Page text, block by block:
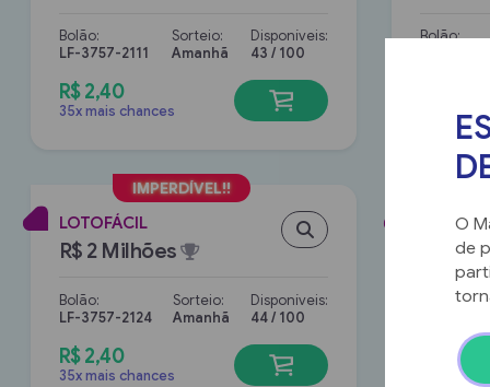
Bolão:
LF-3757-2111
Sorteio:
Amanhã
Disponíveis:
43 / 100
R$ 2,40
35x mais chances
Bolão:
35x mais
LOTOFÁCIL
R$ 2 Milhões
Bolão:
LF-3757-2124
Sorteio:
Amanhã
Disponíveis:
44 / 100
R$ 2,40
35x mais chances
R$ 2
Bolão:
R$ 2,40
35x mais
O
de